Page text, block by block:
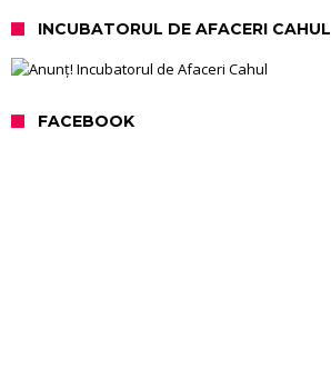
INCUBATORUL DE AFACERI CAHUL
FACEBOOK